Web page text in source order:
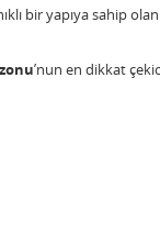
bir yapıya sahip
’nun en dikkat